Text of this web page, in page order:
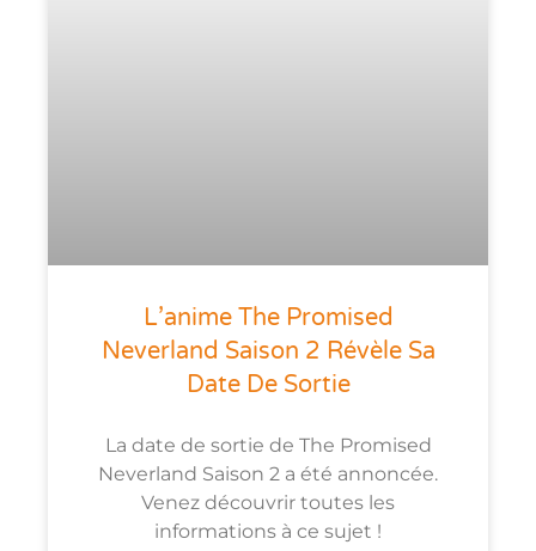
L’anime The Promised
Neverland Saison 2 Révèle Sa
Date De Sortie
La date de sortie de The Promised
Neverland Saison 2 a été annoncée.
Venez découvrir toutes les
informations à ce sujet !